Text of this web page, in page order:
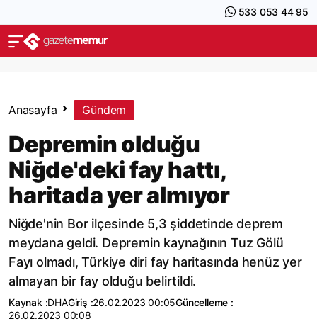
533 053 44 95
Anasayfa Gündem
Depremin olduğu
Niğde'deki fay hattı,
haritada yer almıyor
Niğde'nin Bor ilçesinde 5,3 şiddetinde deprem
meydana geldi. Depremin kaynağının Tuz Gölü
Fayı olmadı, Türkiye diri fay haritasında henüz yer
almayan bir fay olduğu belirtildi.
Kaynak :DHAGiriş :26.02.2023 00:05Güncelleme :
26.02.2023 00:08